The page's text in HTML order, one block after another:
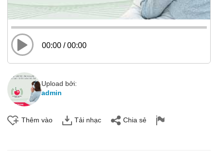
00:00 /00:00
Upload bởi:
admin
Thêm vào Tải nhạc Chia sẻ